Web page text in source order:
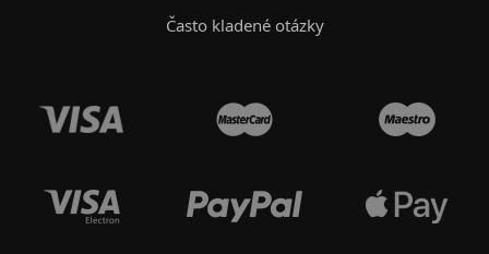
Často kladené otázky